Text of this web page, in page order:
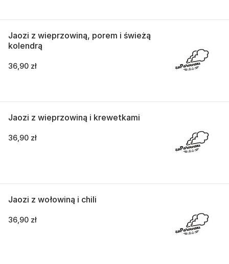
Jaozi z wieprzowiną, porem i świeżą
kolendrą
36,90 zł
Jaozi z wieprzowiną i krewetkami
36,90 zł
Jaozi z wołowiną i chili
36,90 zł